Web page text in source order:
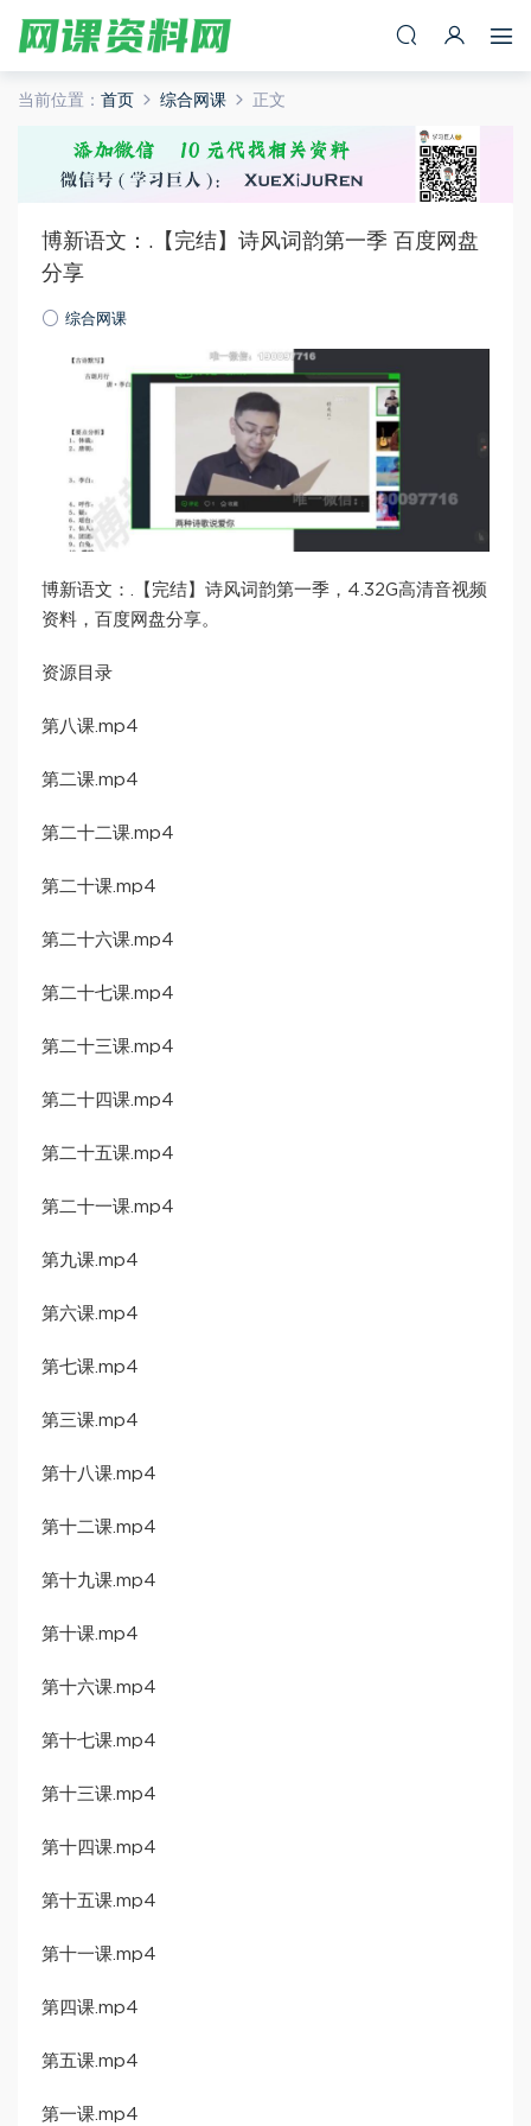
当前位置： 首页 综合网课 正文
博新语文：.【完结】诗风词韵第一季 百度网盘
分享
综合网课
博新语文：.【完结】诗风词韵第一季，4.32G高清音视频
资料，百度网盘分享。
资源目录
第八课.mp4
第二课.mp4
第二十二课.mp4
第二十课.mp4
第二十六课.mp4
第二十七课.mp4
第二十三课.mp4
第二十四课.mp4
第二十五课.mp4
第二十一课.mp4
第九课.mp4
第六课.mp4
第七课.mp4
第三课.mp4
第十八课.mp4
第十二课.mp4
第十九课.mp4
第十课.mp4
第十六课.mp4
第十七课.mp4
第十三课.mp4
第十四课.mp4
第十五课.mp4
第十一课.mp4
第四课.mp4
第五课.mp4
第一课.mp4